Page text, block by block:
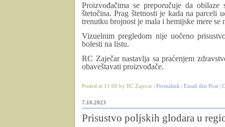
Proizvođačima se preporučuje da
štetočina. Prag štetnosti je kada na
trenutku brojnost je mala i hemijske mere se
Vizuelnim pregledom nije uočeno
bolesti na listu.
RC Zaječar nastavlja sa praćenjem
obaveštavati proizvođače.
Posted at 11:00 by RC Zajecar | Permalink Email this Post
7.10.2023
Prisustvo poljskih glodara u